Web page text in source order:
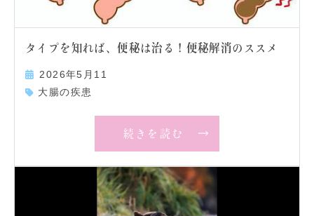
タイプを知れば、便秘は治る！便秘解消のススメ
2026年5月11
大腸の疾患
続きを読む